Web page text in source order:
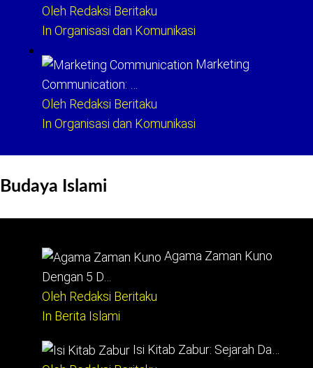
Oleh Redaksi Beritaku
In Organisasi dan Komunikasi
Marketing
Communication: …
Oleh Redaksi Beritaku
In Organisasi dan Komunikasi
Budaya Islami
Agama Zaman Kuno
Dengan 5 D…
Oleh Redaksi Beritaku
In Berita Islami
Isi Kitab Zabur: Sejarah Da…